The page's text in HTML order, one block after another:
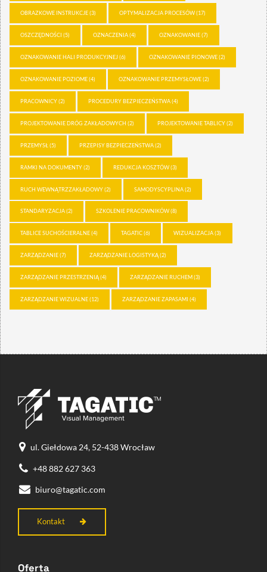
OBRAZKOWE INSTRUKCJE(3) OPTYMALIZACJA PROCESÓW(17)
OSZCZĘDNOŚCI (5) OZNACZENIA(4) OZNAKOWANIE(7)
OZNAKOWANIE HALI PRODUKCYJNEJ(6) OZNAKOWANIE PIONOWE(2)
OZNAKOWANIE POZIOME(4) OZNAKOWANIE PRZEMYSŁOWE(2)
PRACOWNICY(2) PROCEDURY BEZPIECZEŃSTWA(4)
PROJEKTOWANIE DRÓG ZAKŁADOWYCH (2) PROJEKTOWANIE TABLICY(2)
PRZEMYSŁ (5) PRZEPISY BEZPIECZEŃSTWA(2)
RAMKI NA DOKUMENTY(2) REDUKCJA KOSZTÓW(3)
RUCH WEWNĄTRZZAKŁADOWY(2) SAMODYSCYPLINA(2)
STANDARYZACJA(2) SZKOLENIE PRACOWNIKÓW(8)
TABLICE SUCHOŚCIERALNE(4) TAGATIC(6) WIZUALIZACJA(3)
ZARZĄDZANIE(7) ZARZĄDZANIE LOGISTYKĄ(2)
ZARZĄDZANIE PRZESTRZENIĄ(4) ZARZĄDZANIE RUCHEM(3)
ZARZĄDZANIE WIZUALNE(12) ZARZĄDZANIE ZAPASAMI (4)
ul. Giełdowa 24, 52-438 Wrocław
+48 882 627 363
biuro@tagatic.com
Kontakt
Oferta